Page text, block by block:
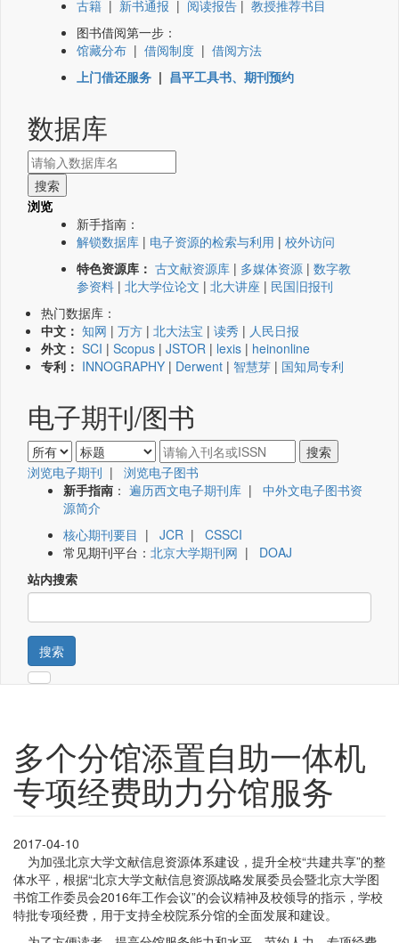
古籍 | 新书通报 | 阅读报告 | 教授推荐书目
图书借阅第一步：
馆藏分布 | 借阅制度 | 借阅方法
上门借还服务 | 昌平工具书、期刊预约
数据库
浏览
新手指南：
解锁数据库 | 电子资源的检索与利用 | 校外访问
特色资源库： 古文献资源库 | 多媒体资源 | 数字教
参资料 | 北大学位论文 | 北大讲座 | 民国旧报刊
热门数据库：
中文： 知网 | 万方 | 北大法宝 | 读秀 | 人民日报
外文： SCI | Scopus | JSTOR | lexis | heinonline
专利： INNOGRAPHY | Derwent | 智慧芽 | 国知局专利
电子期刊/图书
浏览电子期刊 | 浏览电子图书
新手指南 ： 遍历西文电子期刊库 | 中外文电子图书资
源简介
核心期刊要目 | JCR | CSSCI
常见期刊平台： 北京大学期刊网 | DOAJ
站内搜索
搜索
多个分馆添置自助一体机
专项经费助力分馆服务
2017-04-10
为加强北京大学文献信息资源体系建设，提升全校“共建共享”的整
体水平，根据“北京大学文献信息资源战略发展委员会暨北京大学图
书馆工作委员会2016年工作会议”的会议精神及校领导的指示，学校
特批专项经费，用于支持全校院系分馆的全面发展和建设。